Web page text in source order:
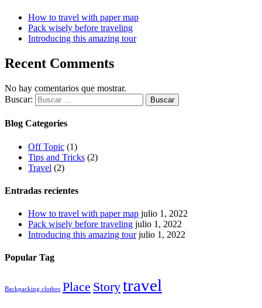
How to travel with paper map
Pack wisely before traveling
Introducing this amazing tour
Recent Comments
No hay comentarios que mostrar.
Buscar:
Blog Categories
Off Topic (1)
Tips and Tricks (2)
Travel (2)
Entradas recientes
How to travel with paper map julio 1, 2022
Pack wisely before traveling julio 1, 2022
Introducing this amazing tour julio 1, 2022
Popular Tag
Backpacking clothes Place Storytravel